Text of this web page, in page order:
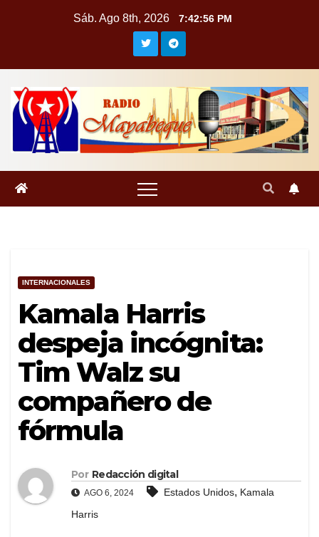
Sáb. Ago 8th, 2026 7:42:56 PM
INTERNACIONALES
Kamala Harris
despeja incógnita:
Tim Walz su
compañero de
fórmula
Por Redacción digital
AGO 6, 2024 Estados Unidos, Kamala
Harris